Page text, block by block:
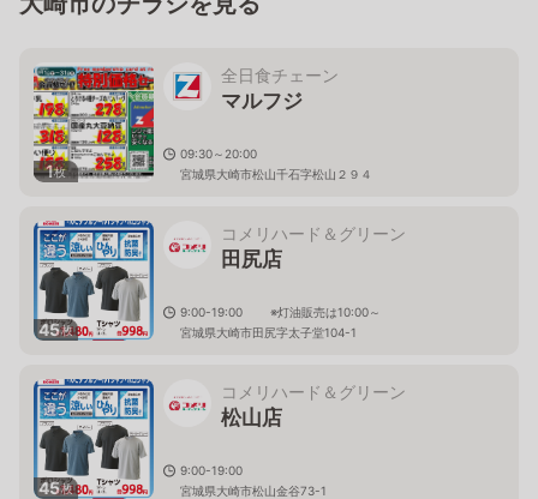
1枚
全日食チェーン
マルフジ
09:30～20:00
宮城県大崎市松山千石字松山２９４
45枚
コメリハード＆グリーン
田尻店
9:00-19:00 ※灯油販売は10:00～
宮城県大崎市田尻字太子堂104-1
45枚
コメリハード＆グリーン
松山店
9:00-19:00
宮城県大崎市松山金谷73-1